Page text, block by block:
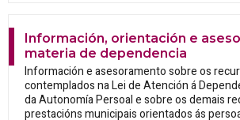
Información, orientación e
materia de dependencia
Información e asesoramento sobre os
contemplados na Lei de Atención á
da Autonomía Persoal e sobre os demais
prestacións municipais orientados ás